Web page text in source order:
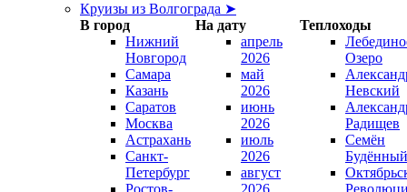
Круизы из Волгограда ➤
В город
На дату
Теплоходы
Нижний
Новгород
Самара
Казань
Саратов
Москва
Астрахань
Санкт-
Петербург
Ростов-
апрель
2026
май
2026
июнь
2026
июль
2026
август
2026
Озеро
Невский
Радищев
Семён
Будённый